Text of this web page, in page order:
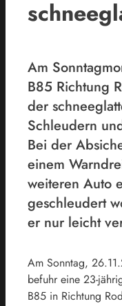
Am
B85 Richtung
der
Schleudern
Bei der
einem
weiteren Auto
geschleudert
er nur leicht
Am Sonntag,
befuhr eine 23-
B85 in Richtung